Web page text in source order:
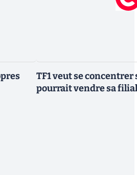
TF1 veut se
pourrait vendre sa